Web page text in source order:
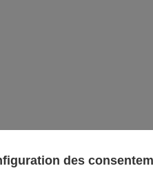
l'UE Venusti sp. z o.o. plus..
des